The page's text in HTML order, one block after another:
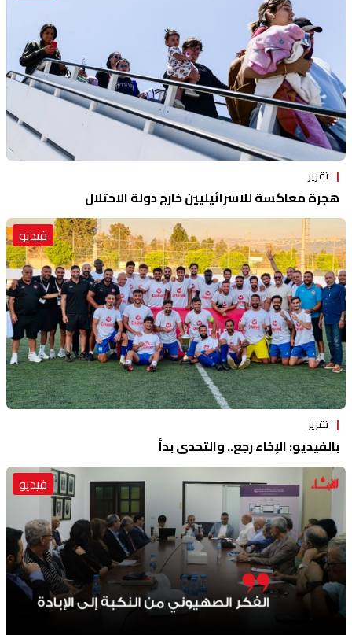
تقرير
هجرة معاكسة للاسرائيليين خارج دولة الاحتلال
فيديو
تقرير
بالفيديو: الإخاء رجع.. والتحدي بدأ
فيديو